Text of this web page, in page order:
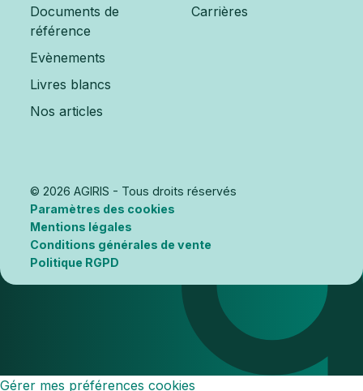
Documents de
référence
Evènements
Livres blancs
Nos articles
Carrières
© 2026 AGIRIS - Tous droits réservés
Paramètres des cookies
Mentions légales
Conditions générales de vente
Politique RGPD
Gérer mes préférences cookies